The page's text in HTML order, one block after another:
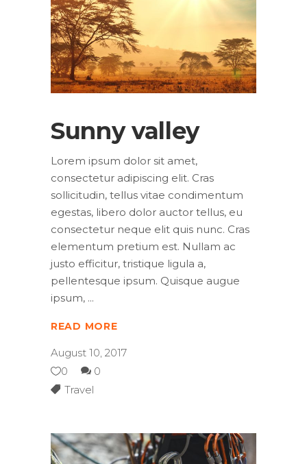
Sunny valley
Lorem ipsum dolor sit amet,
consectetur adipiscing elit. Cras
sollicitudin, tellus vitae condimentum
egestas, libero dolor auctor tellus, eu
consectetur neque elit quis nunc. Cras
elementum pretium est. Nullam ac
justo efficitur, tristique ligula a,
pellentesque ipsum. Quisque augue
ipsum,
READ MORE
August 10, 2017
0
0
Travel